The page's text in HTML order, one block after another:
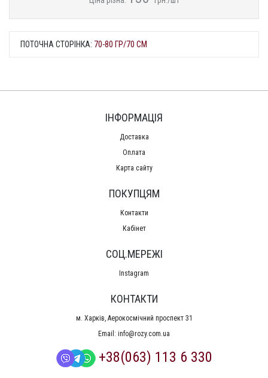
ПОТОЧНА СТОРІНКА: 70-80 ГР/70 СМ
ІНФОРМАЦІЯ
Доставка
Оплата
Карта сайту
ПОКУПЦЯМ
Контакти
Кабінет
СОЦ.МЕРЕЖІ
Instagram
КОНТАКТИ
м. Харків, Аерокосмічний проспект 31
Email: info@rozy.com.ua
+38(063) 113 6 330